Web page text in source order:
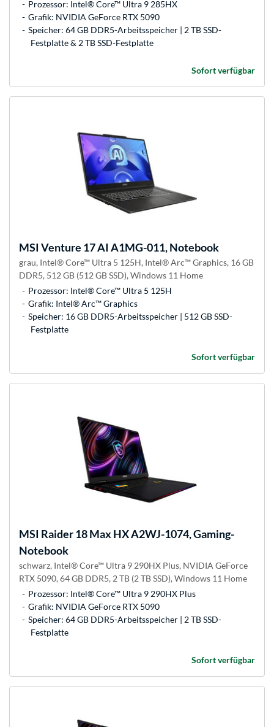
Prozessor: Intel® Core™ Ultra 9 285HX
Grafik: NVIDIA GeForce RTX 5090
Speicher: 64 GB DDR5-Arbeitsspeicher | 2 TB SSD-
Festplatte & 2 TB SSD-Festplatte
Sofort verfügbar
MSI Venture 17 AI A1MG-011, Notebook
grau, Intel® Core™ Ultra 5 125H, Intel® Arc™ Graphics, 16 GB
DDR5, 512 GB (512 GB SSD), Windows 11 Home
Prozessor: Intel® Core™ Ultra 5 125H
Grafik: Intel® Arc™ Graphics
Speicher: 16 GB DDR5-Arbeitsspeicher | 512 GB SSD-
Festplatte
Sofort verfügbar
MSI Raider 18 Max HX A2WJ-1074, Gaming-
Notebook
schwarz, Intel® Core™ Ultra 9 290HX Plus, NVIDIA GeForce
RTX 5090, 64 GB DDR5, 2 TB (2 TB SSD), Windows 11 Home
Prozessor: Intel® Core™ Ultra 9 290HX Plus
Grafik: NVIDIA GeForce RTX 5090
Speicher: 64 GB DDR5-Arbeitsspeicher | 2 TB SSD-
Festplatte
Sofort verfügbar